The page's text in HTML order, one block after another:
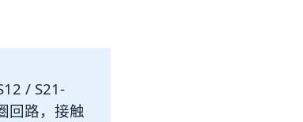
/ S21-
回路，接触